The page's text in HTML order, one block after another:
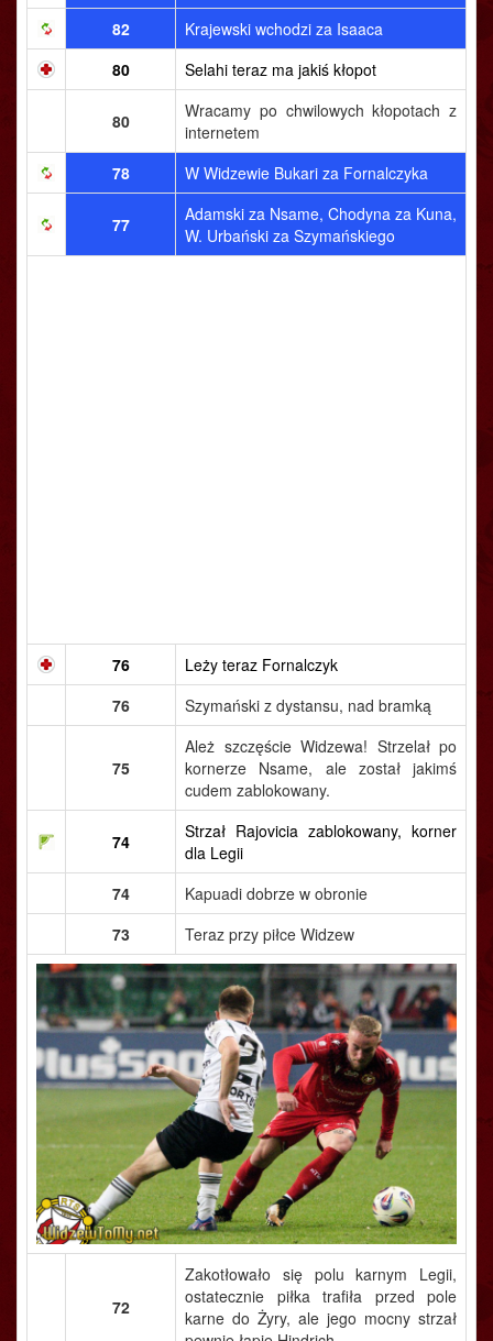
82
Krajewski wchodzi za Isaaca
80
Selahi teraz ma jakiś kłopot
80
Wracamy po chwilowych kłopotach z
internetem
78
W Widzewie Bukari za Fornalczyka
77
Adamski za Nsame, Chodyna za Kuna,
W. Urbański za Szymańskiego
76
Leży teraz Fornalczyk
76
Szymański z dystansu, nad bramką
75
Ależ szczęście Widzewa! Strzelał po
kornerze Nsame, ale został jakimś
cudem zablokowany.
74
Strzał Rajovicia zablokowany, korner
dla Legii
74
Kapuadi dobrze w obronie
73
Teraz przy piłce Widzew
72
Zakotłowało się polu karnym Legii,
ostatecznie piłka trafiła przed pole
karne do Żyry, ale jego mocny strzał